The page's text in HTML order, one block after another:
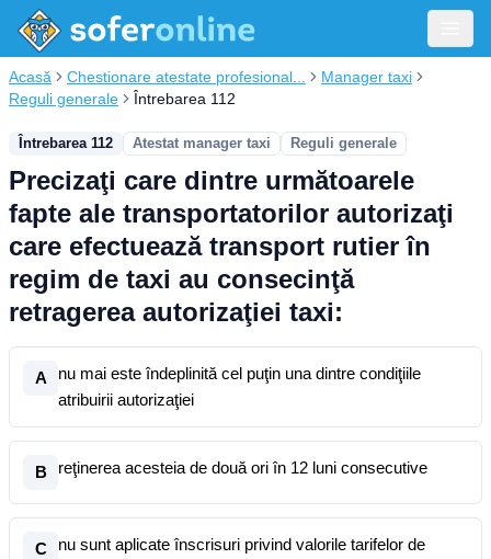
Acasă Chestionare atestate profesional...
Manager taxi
Reguli generale
Întrebarea 112
Întrebarea 112 Atestat manager taxi Reguli generale
Precizaţi care dintre următoarele
fapte ale transportatorilor autorizaţi
care efectuează transport rutier în
regim de taxi au consecinţă
retragerea autorizaţiei taxi:
A
nu mai este îndeplinită cel puţin una dintre condiţiile
atribuirii autorizaţiei
B reţinerea acesteia de două ori în 12 luni consecutive
C
nu sunt aplicate înscrisuri privind valorile tarifelor de